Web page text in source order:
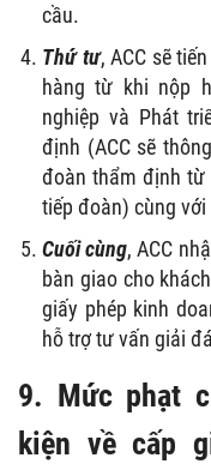
cầu.
Thứ tư,ACC sẽ
hàng từ khi nộp
nghiệp và Phát
định (ACCsẽ
đoàn thẩm định từ
tiếp đoàn) cùng
Cuối cùng,ACC
bàn giao cho
giấy phép kinh
hỗ trợ tư vấn giải
9. Mức phạt
kiện về cấp